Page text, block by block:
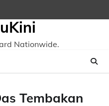
Nationwide.
Tembakan